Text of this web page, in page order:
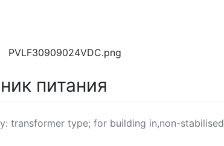
PVLF30909024VDC.png
питания
transformer type; for building in,non-stabilised